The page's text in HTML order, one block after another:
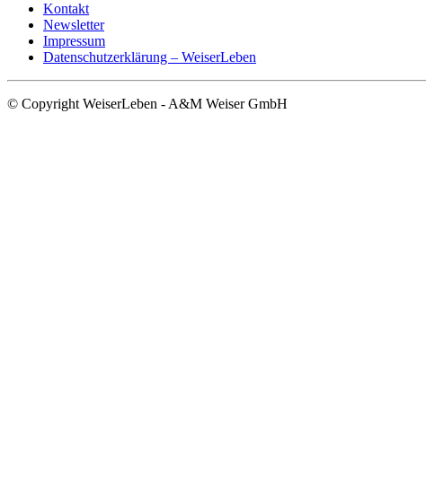
Kontakt
Newsletter
Impressum
Datenschutzerklärung – WeiserLeben
© Copyright WeiserLeben - A&M Weiser GmbH